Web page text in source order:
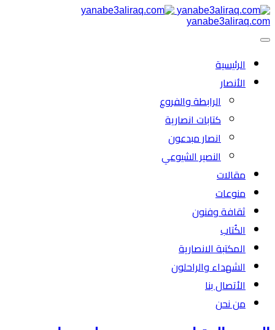
yanabe3aliraq.com
الرئیسية
الأنصار
الرابطة والفروع
كتابات انصارية
انصار مبدعون
النصیر الشیوعي
مقالات
منوعات
ثقافة وفنون
الكُتاب
المكتبة الانصارية
الشهداء والراحلون
الأتصال بنا
من نحن